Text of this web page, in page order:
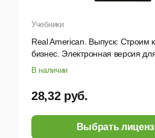
Учебники
Real American. Выпуск: Строим
бизнес. Электронная версия
В наличии
28,32 руб.
Выбрать